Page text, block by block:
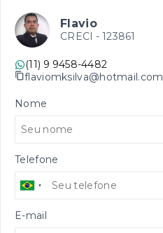
Flavio
CRECI - 123861
(11) 9 9458-4482
flaviomksilva@hotmail.com
Nome
Telefone
E-mail